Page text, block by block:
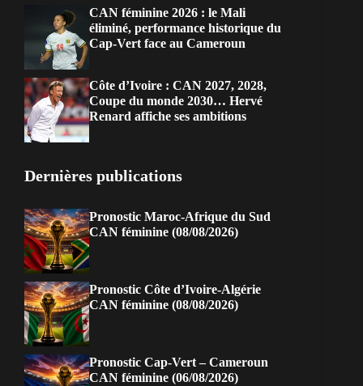
CAN féminine 2026 : le Mali
éliminé, performance historique du
Cap-Vert face au Cameroun
Côte d’Ivoire : CAN 2027, 2028,
Coupe du monde 2030… Hervé
Renard affiche ses ambitions
Dernières publications
Pronostic Maroc-Afrique du Sud
CAN féminine (08/08/2026)
Pronostic Côte d’Ivoire-Algérie
CAN féminine (08/08/2026)
Pronostic Cap-Vert – Cameroun
CAN féminine (06/08/2026)